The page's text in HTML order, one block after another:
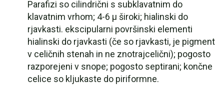
Parafizi so cilindrični s subklavatnim do
klavatnim vrhom; 4-6 µ široki; hialinski do
rjavkasti. ekscipularni površinski elementi
hialinski do rjavkasti (če so rjavkasti, je pigment
v celičnih stenah in ne znotrajcelični); pogosto
razporejeni v snope; pogosto septirani; končne
celice so kljukaste do piriformne.